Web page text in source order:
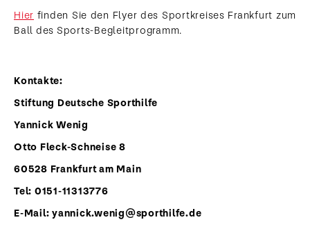
Hier finden Sie den Flyer des Sportkreises Frankfurt zum
Ball des Sports-Begleitprogramm.
Kontakte:
Stiftung Deutsche Sporthilfe
Yannick Wenig
Otto Fleck-Schneise 8
60528 Frankfurt am Main
Tel: 0151-11313776
E-Mail: yannick.wenig@sporthilfe.de